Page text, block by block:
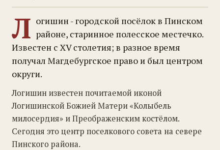
Л огишин - городской посёлок в Пинском
районе, старинное полесское местечко.
Известен с XV столетия; в разное время
получал Магдебургское право и был центром
округи.
Логишин известен почитаемой иконой
Логишинской Божией Матери «Колыбель
милосердия» и Преображенским костёлом.
Сегодня это центр поселкового совета на севере
Пинского района.